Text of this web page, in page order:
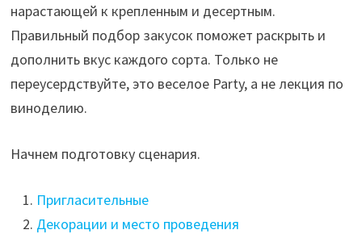
нарастающей к крепленным и десертным.
Правильный подбор закусок поможет раскрыть и
дополнить вкус каждого сорта. Только не
переусердствуйте, это веселое Party, а не лекция по
виноделию.
Начнем подготовку сценария.
Пригласительные
Декорации и место проведения